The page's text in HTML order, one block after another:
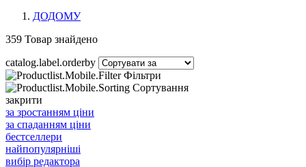
ДОДОМУ
359 Товар знайдено
catalog.label.orderby
Фільтри
Сортування
закрити
за зростанням ціни
за спаданням ціни
бестселлери
найпопулярніші
вибір редактора